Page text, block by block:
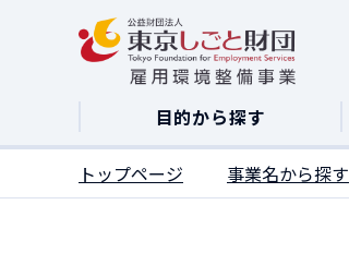
ここがページトップです
目的から探す
トップページ 事業名から探す